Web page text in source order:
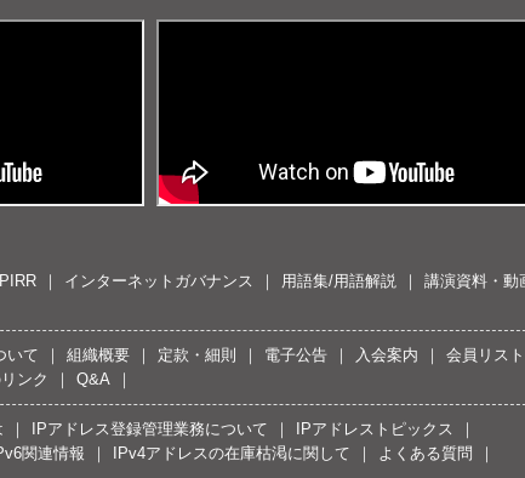
インターネットガバナンス 用語集/用語解説
講演資料・動
いて 組織概要 定款・細則 電子公告 入会案内
会員リスト
ンク Q&A
IPアドレス登録管理業務について
IPアドレストピックス
関連情報 IPv4アドレスの在庫枯渇に関して
よくある質問